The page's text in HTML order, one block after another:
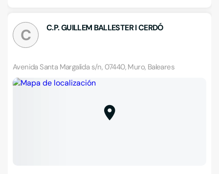
C C.P. GUILLEM BALLESTER I CERDÓ
Avenida Santa Margalida s/n, 07440, Muro, Baleares